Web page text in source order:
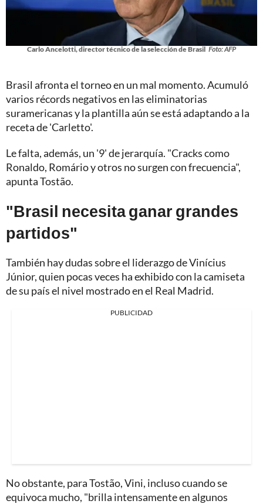
Carlo Ancelotti, director técnico de la selección de Brasil Foto: AFP
Brasil afronta el torneo en un mal momento. Acumuló
varios récords negativos en las eliminatorias
suramericanas y la plantilla aún se está adaptando a la
receta de 'Carletto'.
Le falta, además, un '9' de jerarquía. "Cracks como
Ronaldo, Romário y otros no surgen con frecuencia",
apunta Tostão.
"Brasil necesita ganar grandes
partidos"
También hay dudas sobre el liderazgo de Vinícius
Júnior, quien pocas veces ha exhibido con la camiseta
de su país el nivel mostrado en el Real Madrid.
PUBLICIDAD
No obstante, para Tostão, Vini, incluso cuando se
equivoca mucho, "brilla intensamente en algunos